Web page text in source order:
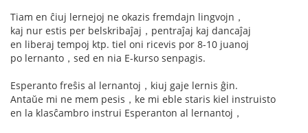
Tiam en ĉiuj lernejoj ne okazis fremdajn lingvojn，
kaj nur estis per belskribaĵaj，pentraĵaj kaj dancaĵaj
en liberaj tempoj ktp. tiel oni ricevis por 8-10 juanoj
po lernanto，sed en nia E-kurso senpagis.
Esperanto freŝis al lernantoj，kiuj gaje lernis ĝin.
Antaŭe mi ne mem pesis，ke mi eble staris kiel instruisto
en la klasĉambro instrui Esperanton al lernantoj，